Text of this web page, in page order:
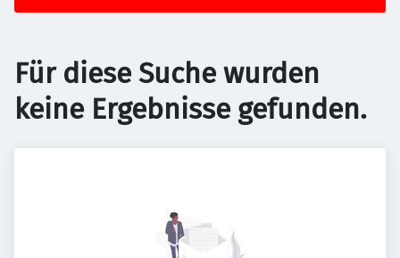
Für diese Suche wurden
keine Ergebnisse gefunden.